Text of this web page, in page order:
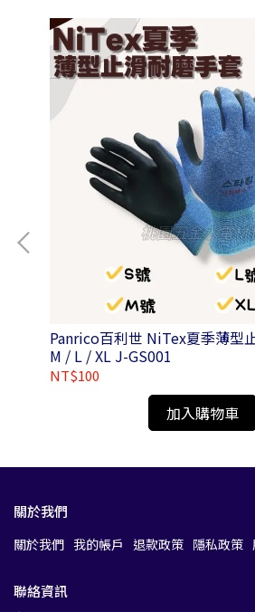
Panrico百利世 NiTex夏季薄型
M / L / XL J-GS001
NT$100
加入購物車
關於我們
關於我們 我的帳戶 退款政策 隱私政策
聯絡資訊